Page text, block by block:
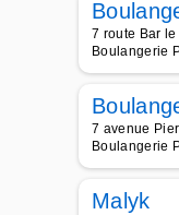
7 route Bar
Boulangerie
7 avenue
Boulangerie
Malyk